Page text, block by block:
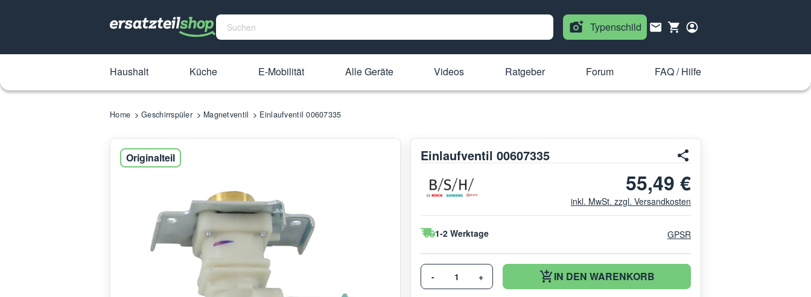
Typenschild
Haushalt Küche E-Mobilität Alle Geräte Videos Ratgeber Forum FAQ / Hilfe
Home Geschirrspüler Magnetventil Einlaufventil 00607335
Originalteil Einlaufventil 00607335
55,49 €
inkl. MwSt. zzgl. Versandkosten
1-2 Werktage GPSR
- + IN DEN WARENKORB